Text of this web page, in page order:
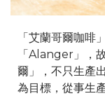
「艾蘭哥爾咖啡
「Alanger」，
爾」，不只生產
為目標，從事生